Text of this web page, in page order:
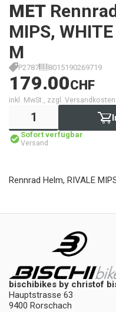
MET
MIPS,
M
P2787 8015190269719
179.00CHF
inkl. MwSt., zzgl. Versandkosten
Sofort verfügbar
Versand
Rennrad Helm, RIVALE
bischibikes by christof
Hauptstrasse 63
9400 Rorschach